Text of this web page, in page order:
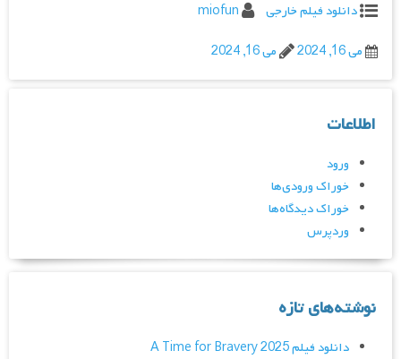
دانلود فیلم خارجی
miofun
می 16, 2024
می 16, 2024
اطلاعات
ورود
خوراک ورودی‌ها
خوراک دیدگاه‌ها
وردپرس
نوشته‌های تازه
دانلود فیلم A Time for Bravery 2025